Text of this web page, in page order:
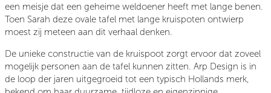
een meisje dat een geheime weldoener heeft met lange benen.
Toen Sarah deze ovale tafel met lange kruispoten ontwierp
moest zij meteen aan dit verhaal denken.
De unieke constructie van de kruispoot zorgt ervoor dat zoveel
mogelijk personen aan de tafel kunnen zitten. Arp Design is in
de loop der jaren uitgegroeid tot een typisch Hollands merk,